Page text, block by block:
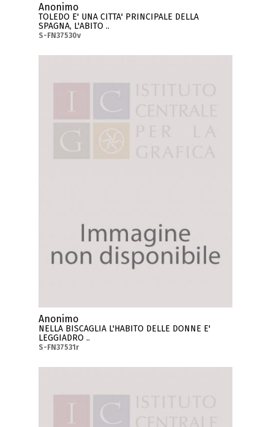
Anonimo
TOLEDO E' UNA CITTA' PRINCIPALE DELLA
SPAGNA, L'ABITO ..
S-FN37530v
Anonimo
NELLA BISCAGLIA L'HABITO DELLE DONNE E'
LEGGIADRO ..
S-FN37531r